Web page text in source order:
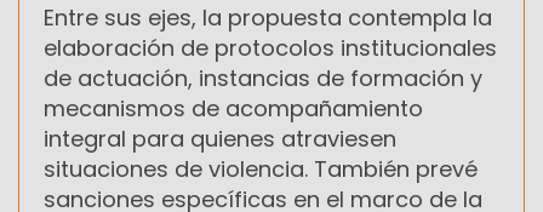
Entre sus ejes, la propuesta contempla la
elaboración de protocolos institucionales
de actuación, instancias de formación y
mecanismos de acompañamiento
integral para quienes atraviesen
situaciones de violencia. También prevé
sanciones específicas en el marco de la